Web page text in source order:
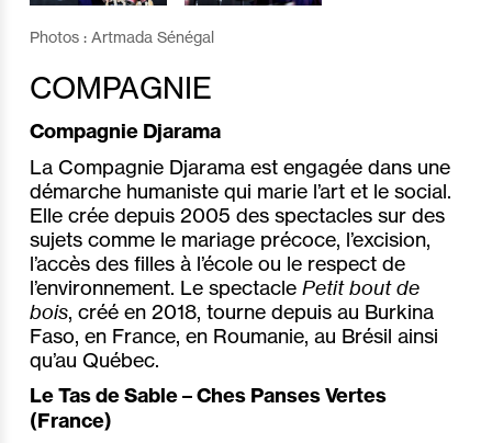
Photos : Artmada Sénégal
COMPAGNIE
Compagnie Djarama
La Compagnie Djarama est engagée dans une
démarche humaniste qui marie l’art et le social.
Elle crée depuis 2005 des spectacles sur des
sujets comme le mariage précoce, l’excision,
l’accès des filles à l’école ou le respect de
l’environnement. Le spectacle Petit bout de
bois, créé en 2018, tourne depuis au Burkina
Faso, en France, en Roumanie, au Brésil ainsi
qu’au Québec.
Le Tas de Sable – Ches Panses Vertes
(France)